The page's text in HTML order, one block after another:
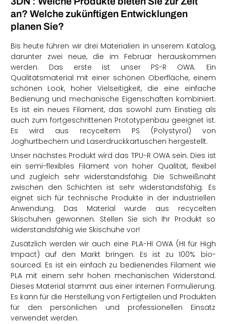
an? Welche zukünftigen Entwicklungen
planen Sie?
Bis heute führen wir drei Materialien in unserem Katalog,
darunter zwei neue, die im Februar herauskommen
werden. Das erste ist unser PS-R OWA. Ein
Qualitätsmaterial mit einer schönen Oberfläche, einem
schönen Look, hoher Vielseitigkeit, die eine einfache
Bedienung und mechanische Eigenschaften kombiniert.
Es ist ein neues Filament, das sowohl zum Einstieg als
auch zum fortgeschrittenen Prototypenbau geeignet ist.
Es wird aus recyceltem PS (Polystyrol) von
Joghurtbechern und Laserdruckkartuschen hergestellt.
Unser nächstes Produkt wird das TPU-R OWA sein. Dies ist
ein semi-flexibles Filament von hoher Qualität, flexibel
und zugleich sehr widerstandsfähig. Die Schweißnaht
zwischen den Schichten ist sehr widerstandsfähig. Es
eignet sich für technische Produkte in der industriellen
Anwendung. Das Material wurde aus recycelten
Skischuhen gewonnen. Stellen Sie sich Ihr Produkt so
widerstandsfähig wie Skischuhe vor!
Zusätzlich werden wir auch eine PLA-HI OWA (HI für High
Impact) auf den Markt bringen. Es ist zu 100% bio-
sourced. Es ist ein einfach zu bedienendes Filament wie
PLA mit einem sehr hohen mechanischen Widerstand.
Dieses Material stammt aus einer internen Formulierung.
Es kann für die Herstellung von Fertigteilen und Produkten
für den persönlichen und professionellen Einsatz
verwendet werden.